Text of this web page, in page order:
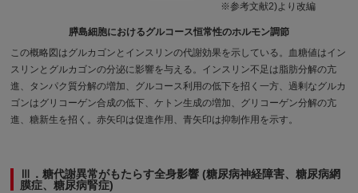
※参考文献2)より改編
膵島細胞におけるグルコース恒常性のホルモン調節
この概略図はグルカゴンとインスリンの代謝効果を示している。血糖値はイン
スリンとグルカゴンの分泌に影響を与える。インスリン不足は脂肪分解の亢
進、タンパク質分解の増加、グルコース利用の低下を招く一方、過剰なグルカ
ゴンはグリコーゲン合成の低下、ケトン生成の増加、グリコーゲン分解の亢
進、糖新生を招く。赤矢印は促進作用、青矢印は抑制作用を示す。
Ⅲ．糖代謝異常がもたらす全身影響 (糖尿病神経障害、糖尿病網
膜症、糖尿病腎症)